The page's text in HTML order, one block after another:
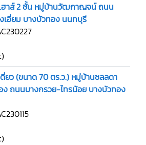
ฮาส์ 2 ชั้น หมู่บ้านวัฒกาญจน์ ถนน
เอี่ยม บางบัวทอง นนทบุรี
ยว (ขนาด 70 ตร.ว.) หมู่บ้านชลลดา
ง ถนนบางกรวย-ไทรน้อย บางบัวทอง